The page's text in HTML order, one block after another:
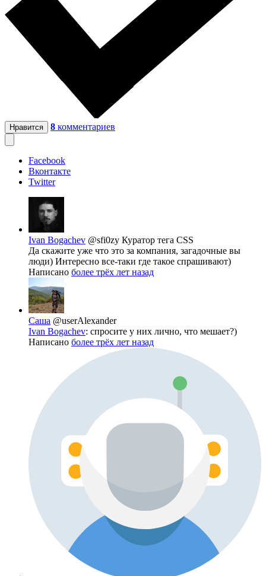
Нравится 8 комментариев
Facebook
Вконтакте
Twitter
Ivan Bogachev @sfi0zy Куратор тега CSS
Да скажите уже что это за компания, загадочные вы
люди) Интересно все-таки где такое спрашивают)
Написано более трёх лет назад
Саша @userAlexander
Ivan Bogachev: спросите у них лично, что мешает?)
Написано более трёх лет назад